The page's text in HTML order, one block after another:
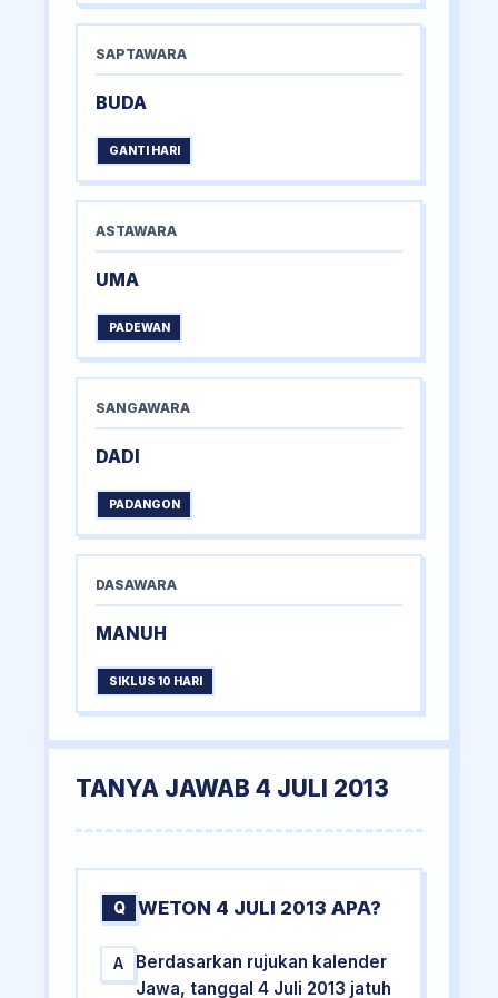
SAPTAWARA
BUDA
GANTI HARI
ASTAWARA
UMA
PADEWAN
SANGAWARA
DADI
PADANGON
DASAWARA
MANUH
SIKLUS 10 HARI
TANYA JAWAB 4 JULI 2013
Q WETON 4 JULI 2013 APA?
A
Berdasarkan rujukan kalender
Jawa, tanggal 4 Juli 2013 jatuh